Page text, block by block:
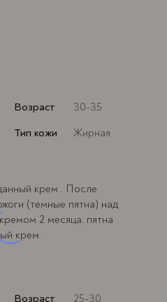
Возраст
30-35
Тип кожи
Жирная
крем . После
(темные пятна) над
2 месяца, пятна
крем.
Возраст
25-30